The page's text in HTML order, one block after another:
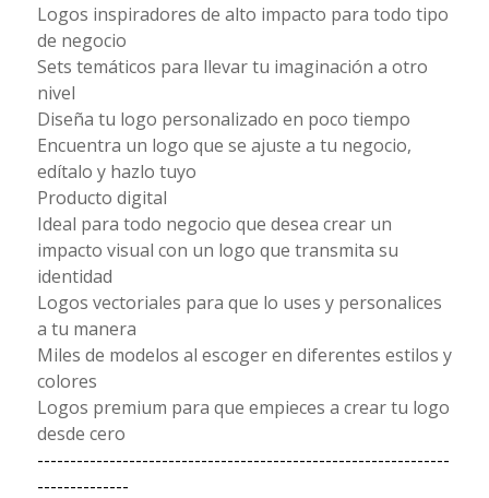
Logos inspiradores de alto impacto para todo tipo
de negocio
Sets temáticos para llevar tu imaginación a otro
nivel
Diseña tu logo personalizado en poco tiempo
Encuentra un logo que se ajuste a tu negocio,
edítalo y hazlo tuyo
Producto digital
Ideal para todo negocio que desea crear un
impacto visual con un logo que transmita su
identidad
Logos vectoriales para que lo uses y personalices
a tu manera
Miles de modelos al escoger en diferentes estilos y
colores
Logos premium para que empieces a crear tu logo
desde cero
---------------------------------------------------------------
--------------